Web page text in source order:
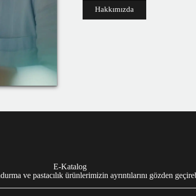
Hakkımızda
E-Katalog
ve pastacılık ürünlerimizin ayrıntılarını gözden